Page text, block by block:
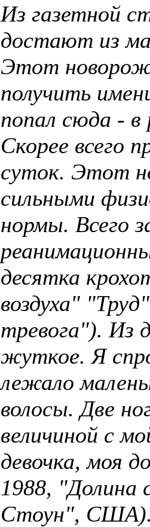
Из газетной
достают из
Этот
получить
попал сюда - в
Скорее всего
суток. Этот
сильными
нормы. Всего
десятка
воздуха"
тревога"). Из
жуткое. Я
лежало
волосы. Две
величиной с
девочка, моя
1988, "Долина
Стоун",